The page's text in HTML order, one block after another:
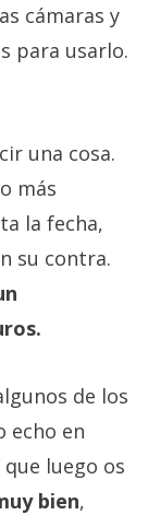
cámaras y
para usarlo.
una cosa.
más
la fecha,
su contra.
de los
echo en
luego os
bien,